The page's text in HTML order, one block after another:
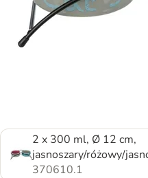
2 x 300 ml, Ø 12 cm,
jasnoszary/różowy/
370610.1